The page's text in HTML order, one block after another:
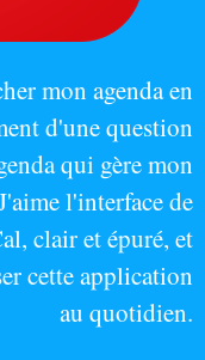
mon agenda en
d'une question
qui gère mon
l'interface de
clair et épuré, et
cette application
au quotidien.